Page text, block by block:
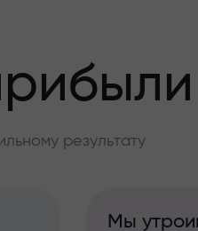
результату
Мы